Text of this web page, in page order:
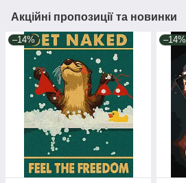
Акційні пропозиції та новинки
–14% –14%